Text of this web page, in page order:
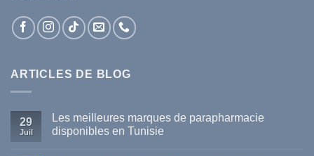
ARTICLES DE BLOG
29
Juil
Les meilleures marques de parapharmacie
disponibles en Tunisie